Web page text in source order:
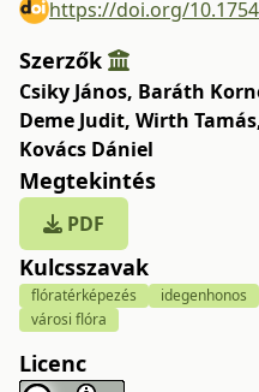
https://doi.org/
Szerzők
Csiky János, Baráth
Deme Judit, Wirth Tamás
Kovács Dániel
Megtekintés
PDF
Kulcsszavak
flóratérképezés idegenhonos
városi flóra
Licenc